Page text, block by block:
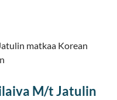
matkaa Korean
M/t Jatulin